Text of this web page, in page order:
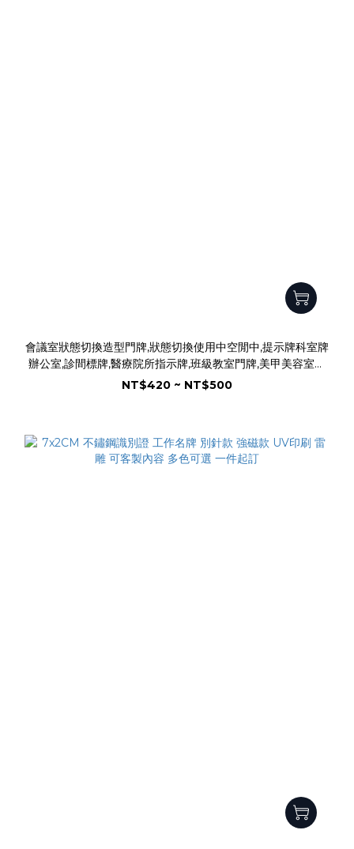
會議室狀態切換造型門牌,狀態切換使用中空閒中,提示牌科室牌
辦公室,診間標牌,醫療院所指示牌,班級教室門牌,美甲美容室標
牌
NT$420 ~ NT$500